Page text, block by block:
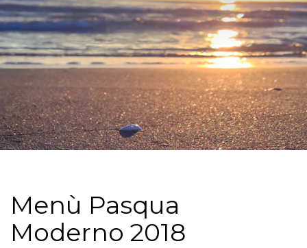
Menù Pasqua
Moderno 2018